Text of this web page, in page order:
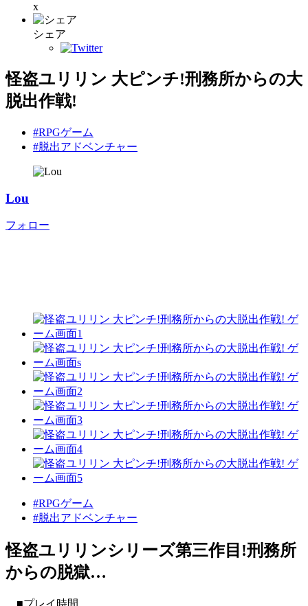
x
シェア
怪盗ユリリン 大ピンチ!刑務所からの大
脱出作戦!
#RPGゲーム
#脱出アドベンチャー
Lou
フォロー
#RPGゲーム
#脱出アドベンチャー
怪盗ユリリンシリーズ第三作目!刑務所
からの脱獄…
■プレイ時間